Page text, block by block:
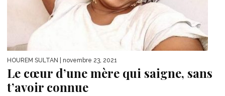
HOUREM SULTAN | novembre 23, 2021
Le cœur d’une mère qui saigne, sans
t’avoir connue